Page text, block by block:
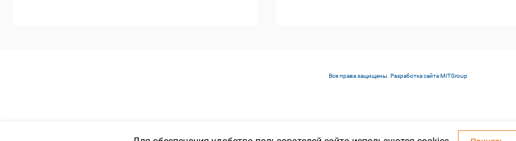
Все права защищены. Разработка сайтаMITGroup